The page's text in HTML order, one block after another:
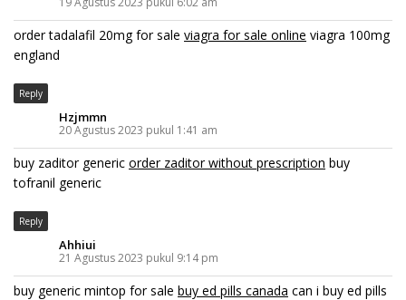
order tadalafil 20mg for sale viagra for sale online viagra 100mg
england
Reply
Hzjmmn
20 Agustus 2023 pukul 1:41 am
buy zaditor generic order zaditor without prescription buy
tofranil generic
Reply
Ahhiui
21 Agustus 2023 pukul 9:14 pm
buy generic mintop for sale buy ed pills canada can i buy ed pills